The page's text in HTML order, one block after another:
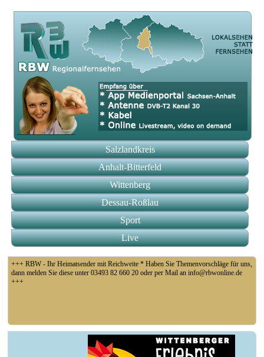
Salzlandkreis
Anhalt-Bitterfeld
Wittenberg
Dessau-Roßlau
Sport
Live
+++ RBW - Ihr Heimatsender mit Reichweite * Haben Sie Themenvorschläge für uns,
dann melden Sie diese unter 03493 82 660 20 oder per Mail an info@rbwonline.de
+++
+++ Fußball Oberliga Süd 1. Spieltag: SG Union Sandersdorf - VfB 1921 Krieschow,